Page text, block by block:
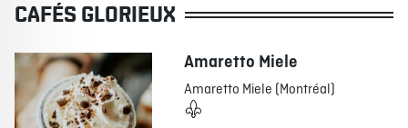
CAFÉS GLORIEUX
Amaretto Miele
Amaretto Miele (Montréal)